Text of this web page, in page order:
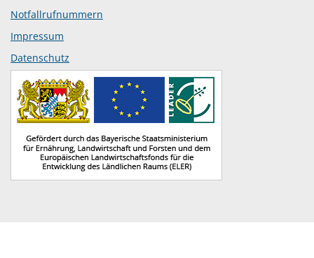
Notfallrufnummern
Impressum
Datenschutz